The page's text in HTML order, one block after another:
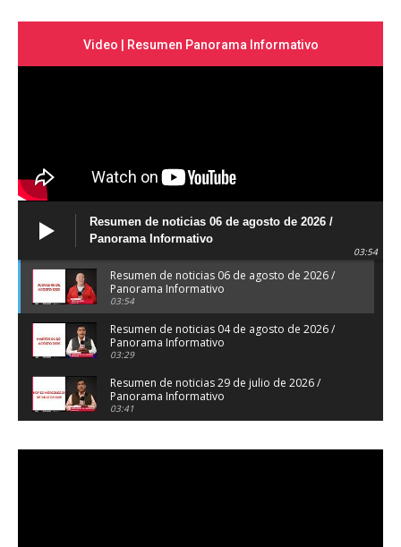
Video | Resumen Panorama Informativo
Resumen de noticias 06 de agosto de 2026 /
Panorama Informativo
03:54
Resumen de noticias 06 de agosto de 2026 /
Panorama Informativo
03:54
Resumen de noticias 04 de agosto de 2026 /
Panorama Informativo
03:29
Resumen de noticias 29 de julio de 2026 /
Panorama Informativo
03:41
Panorama Informativo